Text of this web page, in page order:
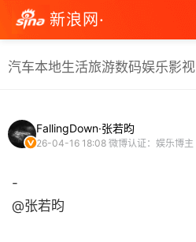
新浪网·
汽车本地生活旅游数码娱乐影视
FallingDown·张若昀
26-04-16 18:08 微博认证：娱乐博主
-
@张若昀